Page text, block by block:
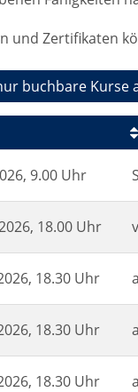
und Zertifikaten
buchbareKurse
9.00 Uhr
18.00 Uhr
18.30 Uhr
18.30 Uhr
18.30 Uhr